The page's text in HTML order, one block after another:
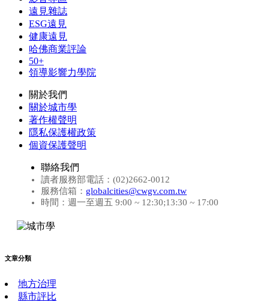
遠見雜誌
ESG遠見
健康遠見
哈佛商業評論
50+
領導影響力學院
關於我們
關於城市學
著作權聲明
隱私保護權政策
個資保護聲明
聯絡我們
讀者服務部電話：(02)2662-0012
服務信箱： globalcities@cwgv.com.tw
時間：週一至週五 9:00 ~ 12:30;13:30 ~ 17:00
文章分類
地方治理
縣市評比